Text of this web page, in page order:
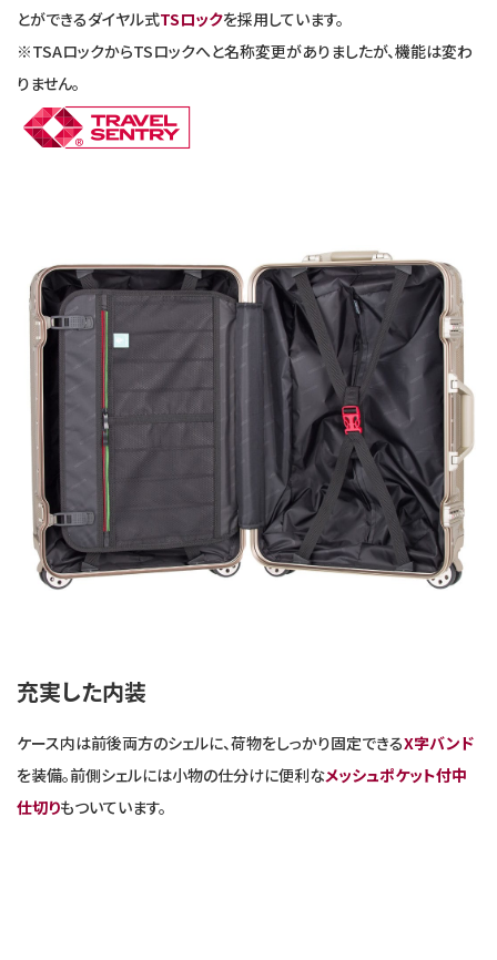
とができるダイヤル式TSロックを採用しています。
※TSAロックからTSロックへと名称変更がありましたが、機能は変わ
りません。
充実した内装
ケース内は前後両方のシェルに、荷物をしっかり固定できるX字バンド
を装備。前側シェルには小物の仕分けに便利なメッシュポケット付中
仕切りもついています。